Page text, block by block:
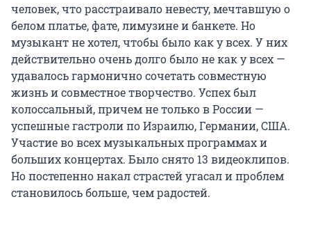
человек, что расстраивало невесту, мечтавшую о
белом платье, фате, лимузине и банкете. Но
музыкант не хотел, чтобы было как у всех. У них
действительно очень долго было не как у всех —
удавалось гармонично сочетать совместную
жизнь и совместное творчество. Успех был
колоссальный, причем не только в России —
успешные гастроли по Израилю, Германии, США.
Участие во всех музыкальных программах и
больших концертах. Было снято 13 видеоклипов.
Но постепенно накал страстей угасал и проблем
становилось больше, чем радостей.